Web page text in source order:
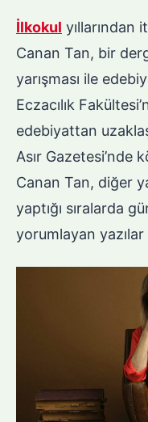
İlkokul yıllarından
Canan Tan, bir
yarışması ile
Eczacılık
edebiyattan
Asır Gazetesi’nde
Canan Tan, diğer
yaptığı sıralarda
yorumlayan yazılar